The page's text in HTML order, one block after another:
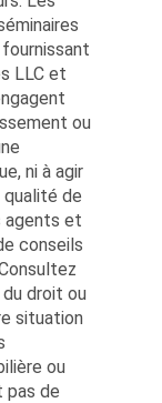
LLC et
ou
ni à agir
qualité de
agents et
conseils
droit ou
situation
ou
pas de